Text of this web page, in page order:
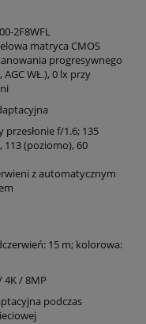
2F8WFL
matryca CMOS
progresywnego
AGC WŁ.), 0 lx przy
przesłonie f/1.6; 135
113 (poziomo), 60
z automatycznym
15 m; kolorowa:
4K / 8MP
podczas